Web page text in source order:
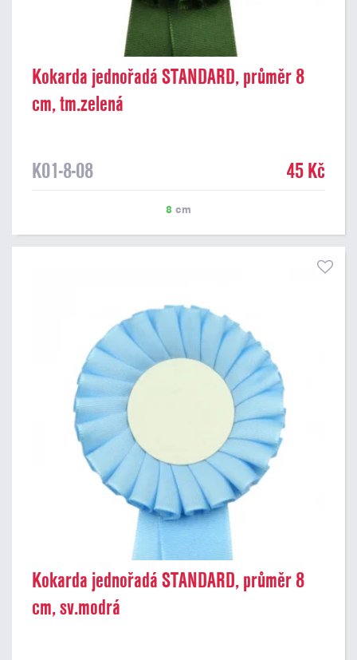
Kokarda jednořadá STANDARD, průměr 8
cm, tm.zelená
K01-8-08 45 Kč
8 cm
Kokarda jednořadá STANDARD, průměr 8
cm, sv.modrá